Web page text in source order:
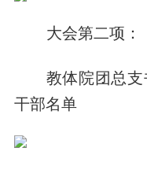
大会第二项：
教体院团总
干部名单